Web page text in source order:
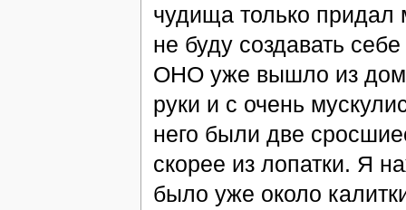
чудища только
не буду создавать
ОНО уже вышло из
руки и с очень
него были две
скорее из лопатки. Я
было уже около